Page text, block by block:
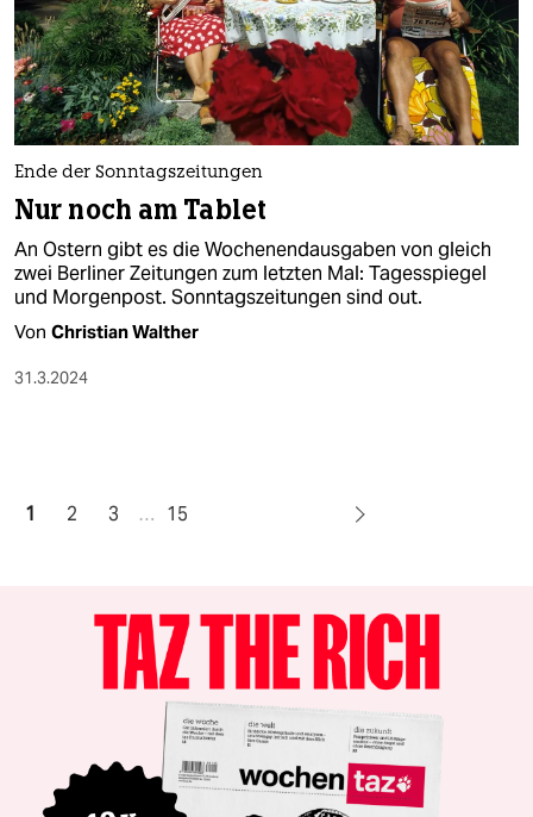
Ende der Sonntagszeitungen
Nur noch am Tablet
An Ostern gibt es die Wochenendausgaben von gleich
zwei Berliner Zeitungen zum letzten Mal: Tagesspiegel
und Morgenpost. Sonntagszeitungen sind out.
Von Christian Walther
31.3.2024
1 2 3 … 15